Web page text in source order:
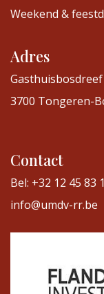
Weekend &
Adres
Gasthuisbosdreef
3700 Tongeren-
Contact
Bel: +32 12 45 83
info@umdv-rr.be